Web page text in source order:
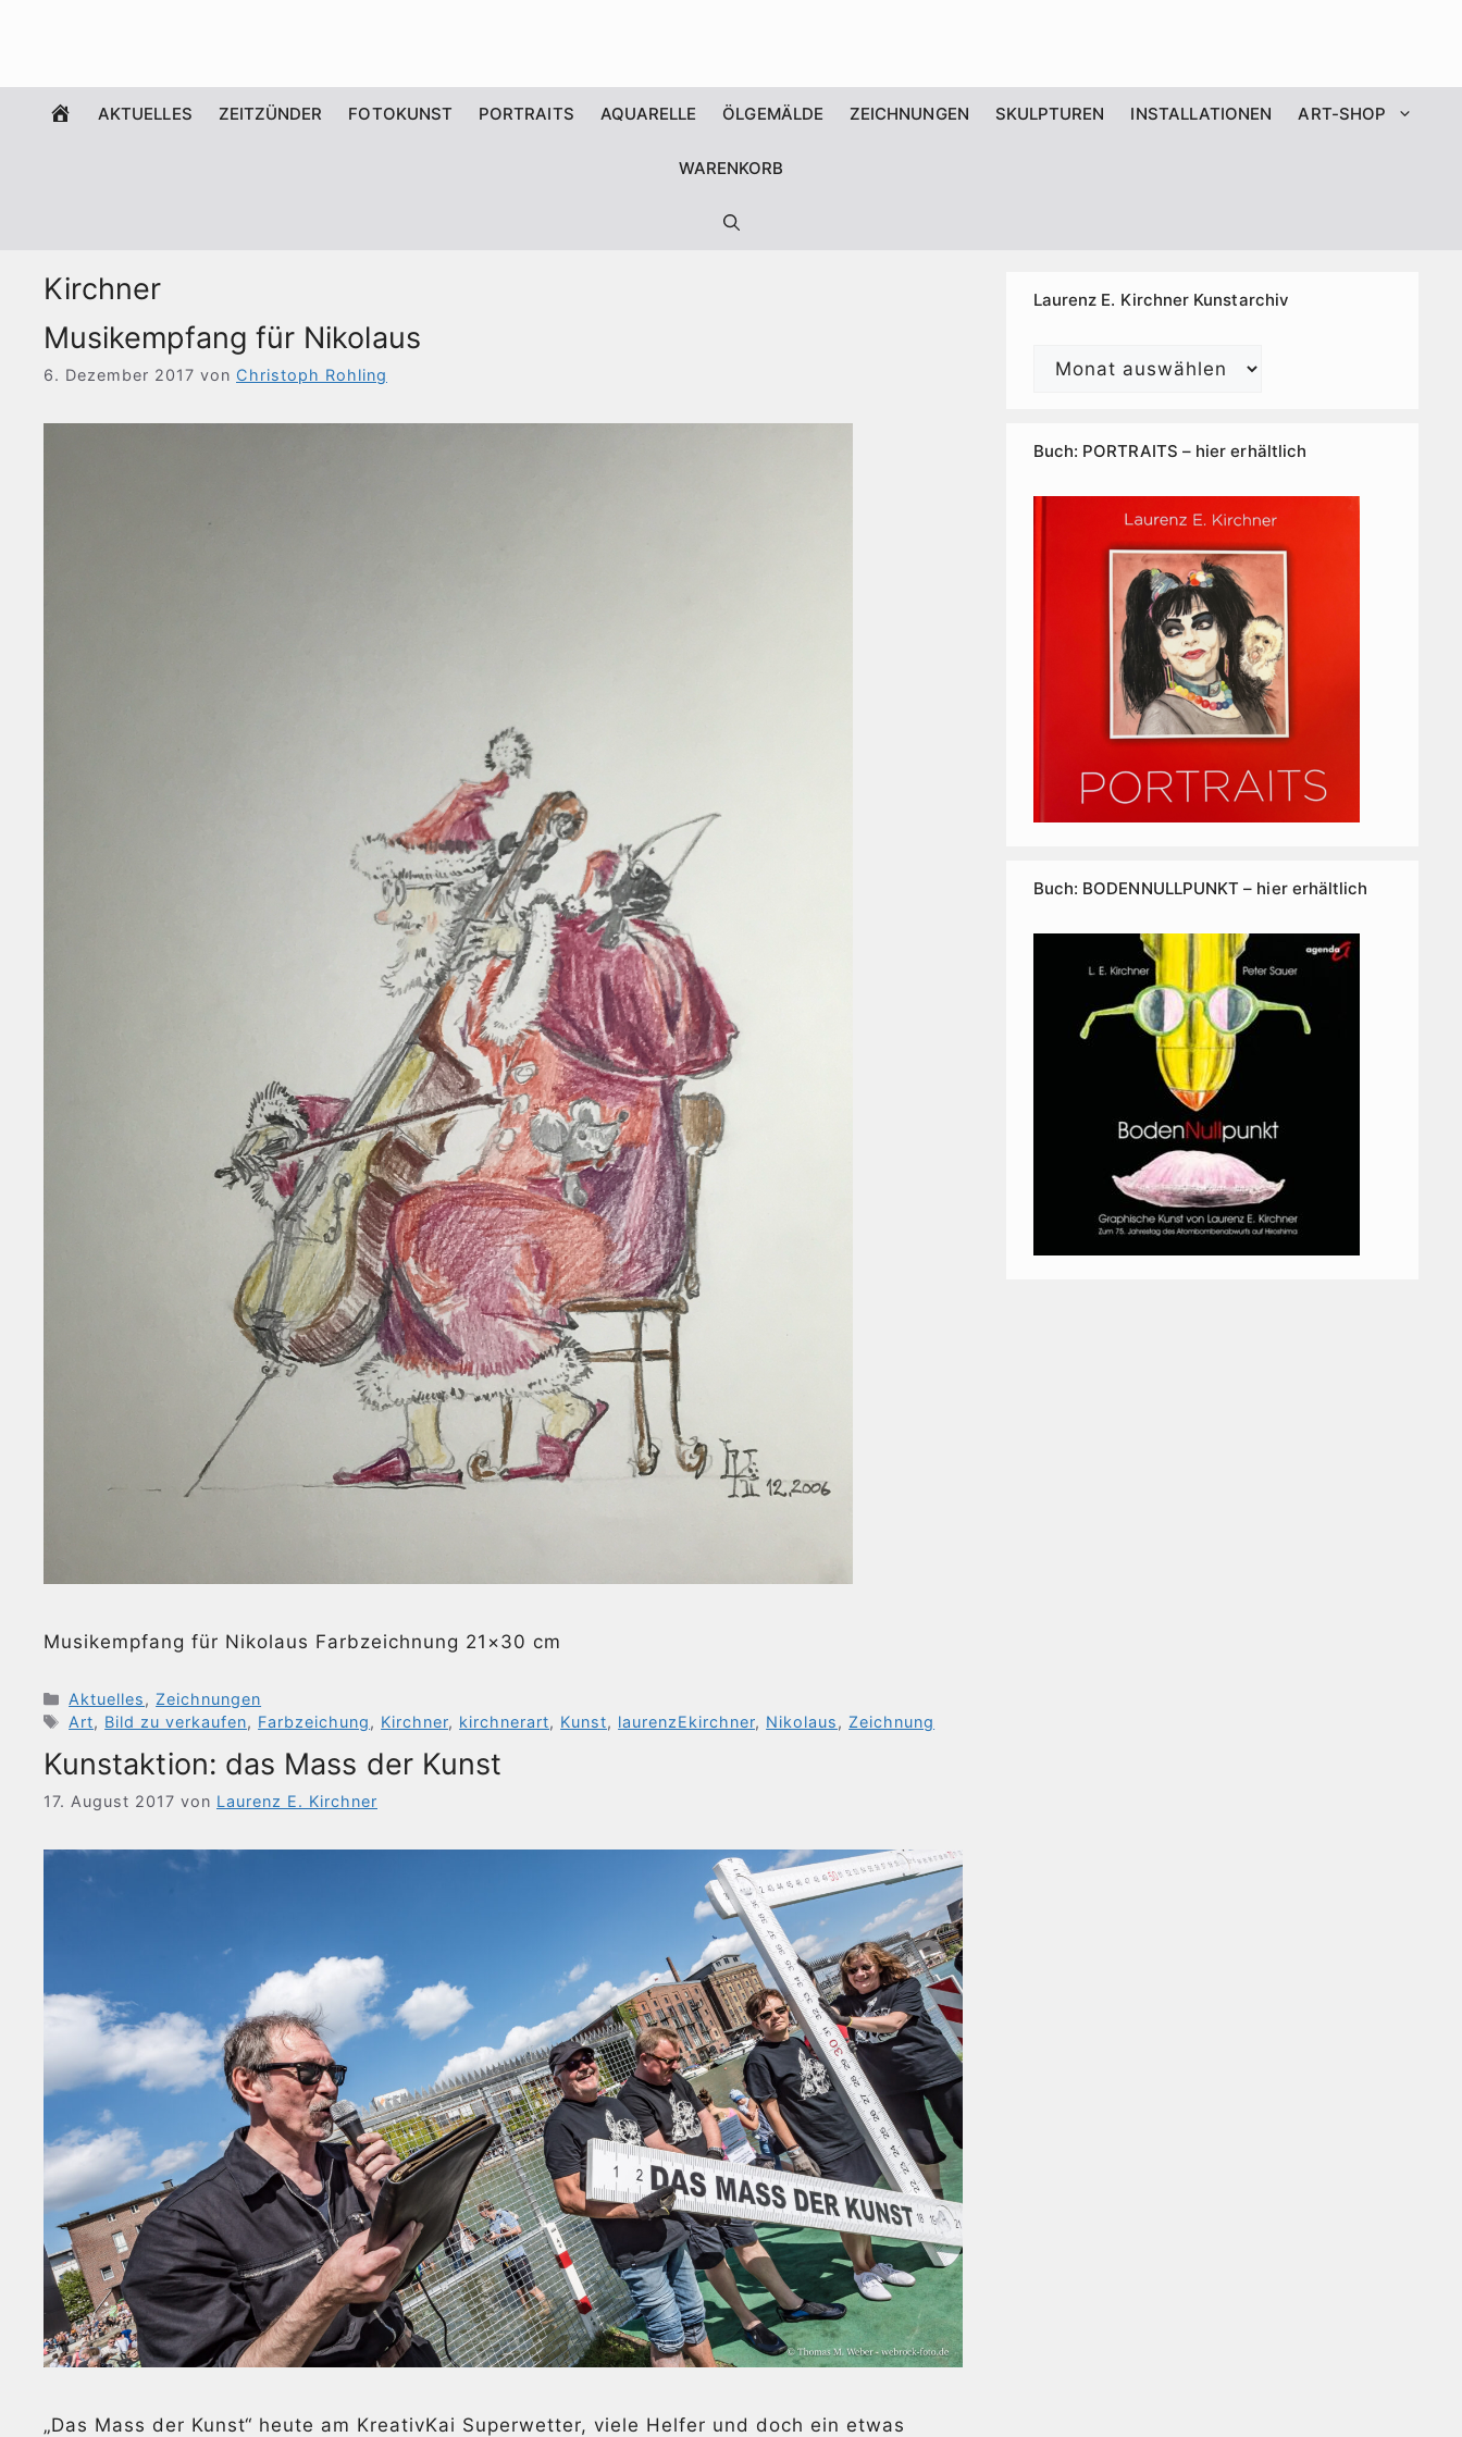
WILLKOMMEN
AKTUELLES ZEITZÜNDER FOTOKUNST PORTRAITS AQUARELLE ÖLGEMÄLDE ZEICHNUNGEN SKULPTUREN INSTALLATIONEN ART-SHOP
WARENKORB
Kirchner
Musikempfang für Nikolaus
6. Dezember 2017 von Christoph Rohling
Musikempfang für Nikolaus Farbzeichnung 21×30 cm
Kategorien
Aktuelles, Zeichnungen
Schlagwörter
Art, Bild zu verkaufen, Farbzeichung, Kirchner, kirchnerart, Kunst, laurenzEkirchner, Nikolaus, Zeichnung
Kunstaktion: das Mass der Kunst
17. August 2017 von Laurenz E. Kirchner
„Das Mass der Kunst“ heute am KreativKai Superwetter, viele Helfer und doch ein etwas
Laurenz E. Kirchner Kunstarchiv
Laurenz
Buch: PORTRAITS – hier erhältlich
Buch: BODENNULLPUNKT – hier erhältlich